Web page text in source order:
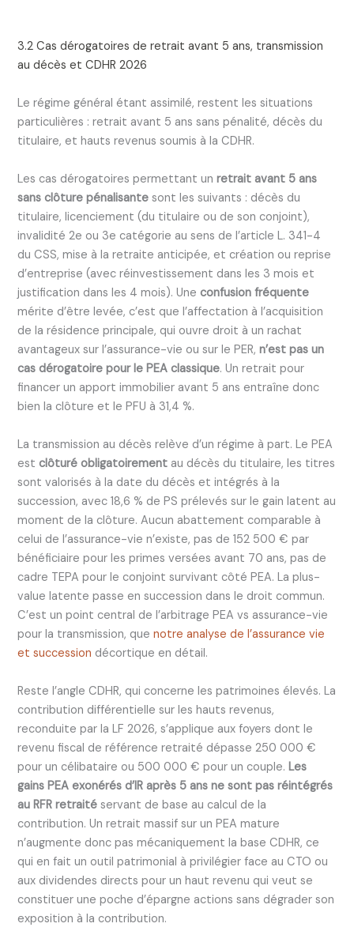
3.2 Cas dérogatoires de retrait avant 5 ans, transmission
au décès et CDHR 2026
Le régime général étant assimilé, restent les situations
particulières : retrait avant 5 ans sans pénalité, décès du
titulaire, et hauts revenus soumis à la CDHR.
Les cas dérogatoires permettant unretrait avant 5 ans
sans clôture pénalisante sont les suivants : décès du
titulaire, licenciement (du titulaire ou de son conjoint),
invalidité 2e ou 3e catégorie au sens de l’article L. 341-4
du CSS, mise à la retraite anticipée, et création ou reprise
d’entreprise (avec réinvestissement dans les 3 mois et
justification dans les 4 mois). Uneconfusion fréquente
mérite d’être levée, c’est que l’affectation à l’acquisition
de la résidence principale, qui ouvre droit à un rachat
avantageux sur l’assurance-vie ou sur le PER,n’est pas un
cas dérogatoire pour le PEA classique. Un retrait pour
financer un apport immobilier avant 5 ans entraîne donc
bien la clôture et le PFU à 31,4 %.
La transmission au décès relève d’un régime à part. Le PEA
estclôturé obligatoirement au décès du titulaire, les titres
sont valorisés à la date du décès et intégrés à la
succession, avec 18,6 % de PS prélevés sur le gain latent au
moment de la clôture. Aucun abattement comparable à
celui de l’assurance-vie n’existe, pas de 152 500 € par
bénéficiaire pour les primes versées avant 70 ans, pas de
cadre TEPA pour le conjoint survivant côté PEA. La plus-
value latente passe en succession dans le droit commun.
C’est un point central de l’arbitrage PEA vs assurance-vie
pour la transmission, quenotre analyse de l’assurance vie
et succession décortique en détail.
Reste l’angle CDHR, qui concerne les patrimoines élevés. La
contribution différentielle sur les hauts revenus,
reconduite par la LF 2026, s’applique aux foyers dont le
revenu fiscal de référence retraité dépasse 250 000 €
pour un célibataire ou 500 000 € pour un couple.Les
gains PEA exonérés d’IR après 5 ans ne sont pas réintégrés
au RFR retraité servant de base au calcul de la
contribution. Un retrait massif sur un PEA mature
n’augmente donc pas mécaniquement la base CDHR, ce
qui en fait un outil patrimonial à privilégier face au CTO ou
aux dividendes directs pour un haut revenu qui veut se
constituer une poche d’épargne actions sans dégrader son
exposition à la contribution.